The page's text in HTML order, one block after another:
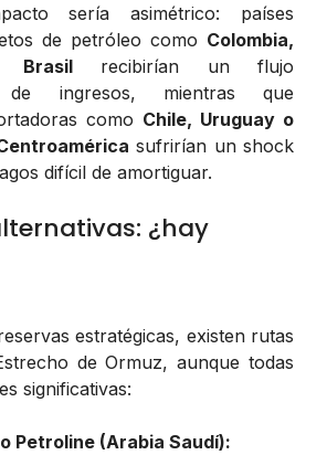
sería asimétrico: países
de petróleo como Colombia,
Brasilrecibirían un flujo
de ingresos, mientras que
como Chile, Uruguay o
sufrirían un shock
difícil de amortiguar.
¿hay
estratégicas, existen rutas
de Ormuz, aunque todas
significativas:
Petroline (Arabia Saudí):